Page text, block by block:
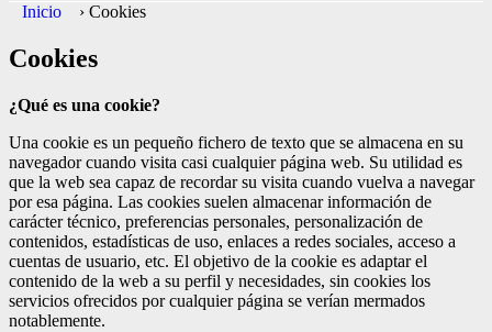
Inicio › Cookies
Cookies
¿Qué es una cookie?
Una cookie es un pequeño fichero de texto que se almacena en su
navegador cuando visita casi cualquier página web. Su utilidad es
que la web sea capaz de recordar su visita cuando vuelva a navegar
por esa página. Las cookies suelen almacenar información de
carácter técnico, preferencias personales, personalización de
contenidos, estadísticas de uso, enlaces a redes sociales, acceso a
cuentas de usuario, etc. El objetivo de la cookie es adaptar el
contenido de la web a su perfil y necesidades, sin cookies los
servicios ofrecidos por cualquier página se verían mermados
notablemente.